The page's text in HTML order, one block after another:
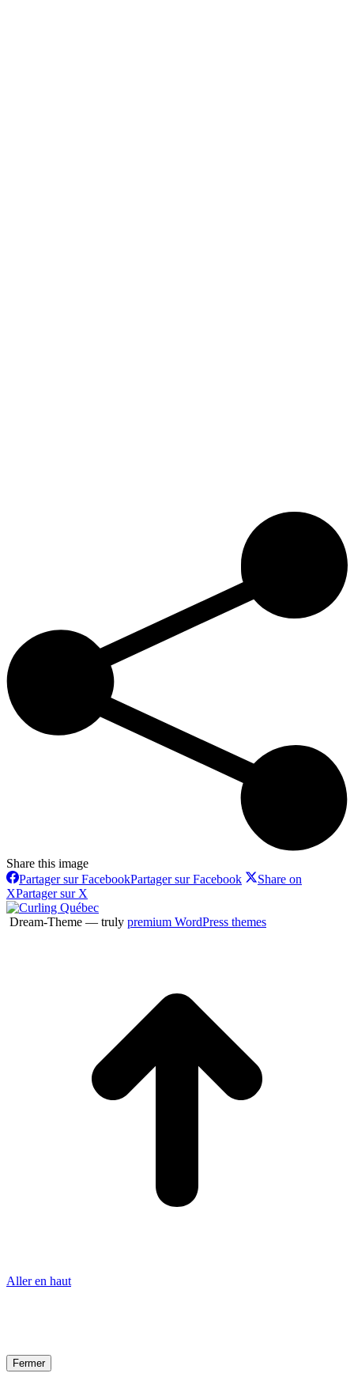
Share this image
Partager sur FacebookPartager sur Facebook
Share on
XPartager sur X
Dream-Theme — truly premium WordPress themes
Aller en haut
Fermer